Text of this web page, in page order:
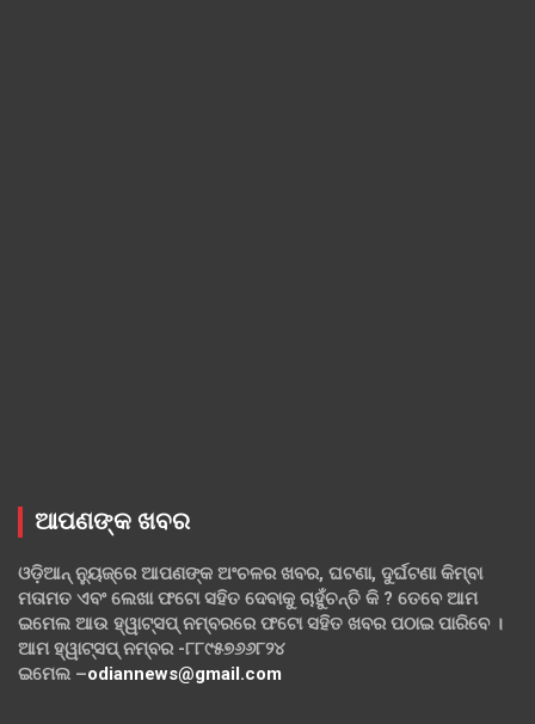
ଆପଣଙ୍କ ଖବର
ଓଡ଼ିଆନ୍ ନ୍ୟୁଜ୍‌ରେ ଆପଣଙ୍କ ଅଂଚଳର ଖବର, ଘଟଣା, ଦୁର୍ଘଟଣା କିମ୍ବା
ମତାମତ ଏବଂ ଲେଖା ଫଟୋ ସହିତ ଦେବାକୁ ଚାହୁଁଚନ୍ତି କି ? ତେବେ ଆମ
ଇମେଲ ଆଉ ହ୍ୱାଟ୍‌ସପ୍ ନମ୍ବରରେ ଫଟୋ ସହିତ ଖବର ପଠାଇ ପାରିବେ ।
ଆମ ହ୍ୱାଟ୍‌ସପ୍ ନମ୍ବର -୮୮୯୫୭୬୬୮୨୪
ଇମେଲ –odiannews@gmail.com